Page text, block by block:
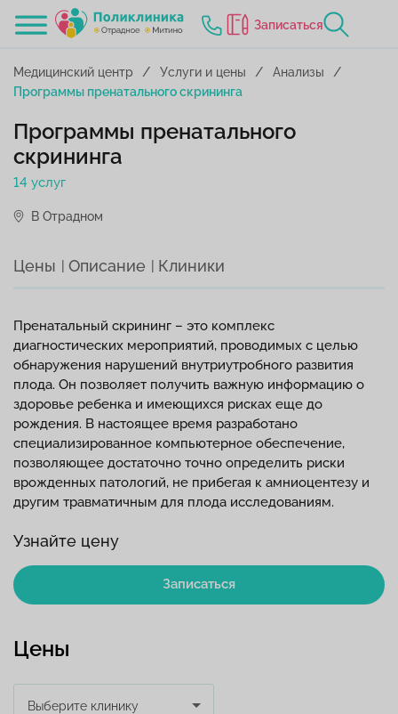
Записаться
Медицинский центр Услуги и цены
Анализы
Программы пренатального скрининга
Узнайте цену
Записаться
Программы пренатального
скрининга
14 услуг
В Отрадном
Цены Описание Клиники
Пренатальный скрининг – это комплекс
диагностических мероприятий, проводимых с целью
обнаружения нарушений внутриутробного развития
плода. Он позволяет получить важную информацию о
здоровье ребенка и имеющихся рисках еще до
рождения. В настоящее время разработано
специализированное компьютерное обеспечение,
позволяющее достаточно точно определить риски
врожденных патологий, не прибегая к амниоцентезу и
другим травматичным для плода исследованиям.
Цены
Выберите клинику